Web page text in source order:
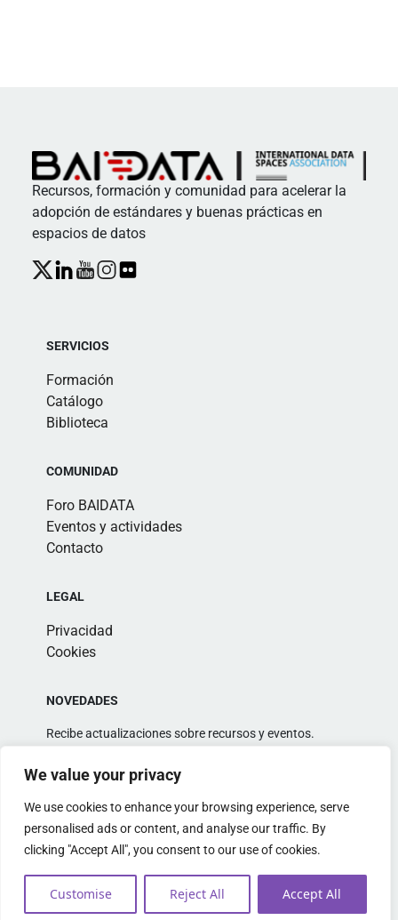
We value your privacy
We use cookies to enhance your browsing experience, serve
personalised ads or content, and analyse our traffic. By
clicking "Accept All", you consent to our use of cookies.
Customise Reject All Accept All
Recursos, formación y comunidad para acelerar la
adopción de estándares y buenas prácticas en
espacios de datos
SERVICIOS
Formación
Catálogo
Biblioteca
COMUNIDAD
Foro BAIDATA
Eventos y actividades
Contacto
LEGAL
Privacidad
Cookies
NOVEDADES
Recibe actualizaciones sobre recursos y eventos.